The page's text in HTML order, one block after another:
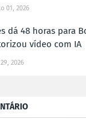
01, 2026
dá 48 horas para
vídeo com IA
2026